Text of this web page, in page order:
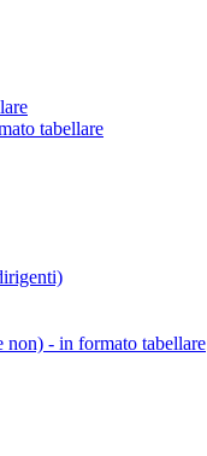
tabellare
- in formato tabellare